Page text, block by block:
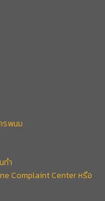
รพนม
ทำ
Complaint Center หรือ